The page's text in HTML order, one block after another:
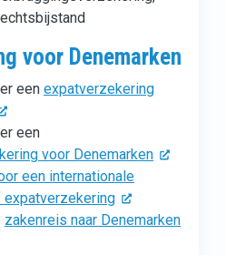
voor Denemarken
een expatverzekering
een
voor Denemarken
een internationale
zakenreis naar Denemarken